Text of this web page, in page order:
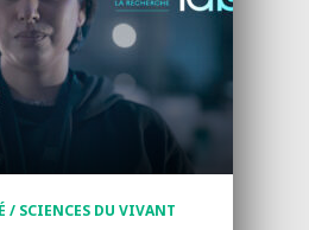
/ SCIENCES DU VIVANT